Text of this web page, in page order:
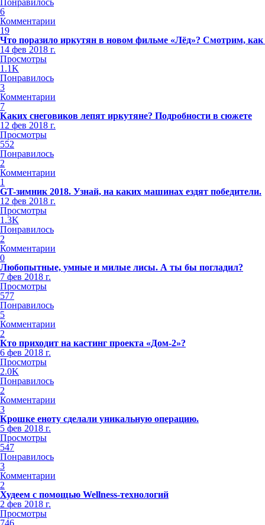
Понравилось
6
Комментарии
19
Что поразило иркутян в новом фильме «Лёд»? Смотрим,
14 фев 2018 г.
Просмотры
1.1K
Понравилось
3
Комментарии
7
Каких снеговиков лепят иркутяне? Подробности в сюжете
12 фев 2018 г.
Просмотры
552
Понравилось
2
Комментарии
1
GT-зимник 2018. Узнай, на каких машинах ездят победители.
12 фев 2018 г.
Просмотры
1.3K
Понравилось
2
Комментарии
0
Любопытные, умные и милые лисы. А ты бы погладил?
7 фев 2018 г.
Просмотры
577
Понравилось
5
Комментарии
2
Кто приходит на кастинг проекта «Дом-2»?
6 фев 2018 г.
Просмотры
2.0K
Понравилось
2
Комментарии
3
Крошке еноту сделали уникальную операцию.
5 фев 2018 г.
Просмотры
547
Понравилось
3
Комментарии
2
Худеем с помощью Wellness-технологий
2 фев 2018 г.
Просмотры
746